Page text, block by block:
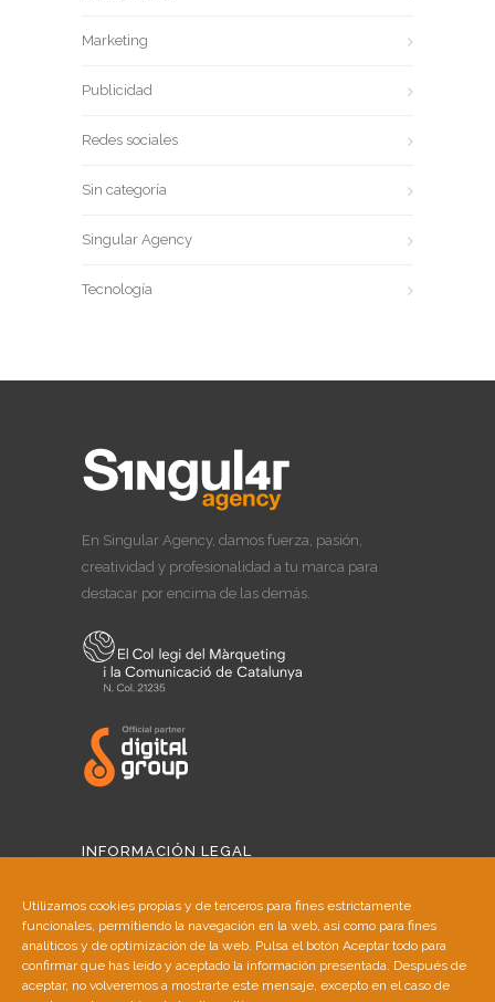
Utilizamos cookies propias y de terceros para fines estrictamente
funcionales, permitiendo la navegación en la web, así como para fines
analíticos y de optimización de la web. Pulsa el botón Aceptar todo para
confirmar que has leído y aceptado la información presentada. Después de
aceptar, no volveremos a mostrarte este mensaje, excepto en el caso de
Marketing
Publicidad
Redes sociales
Sin categoría
Singular Agency
Tecnología
En Singular Agency, damos fuerza, pasión,
creatividad y profesionalidad a tu marca para
destacar por encima de las demás.
INFORMACIÓN LEGAL
Política de Cookies
Política de Privacidad